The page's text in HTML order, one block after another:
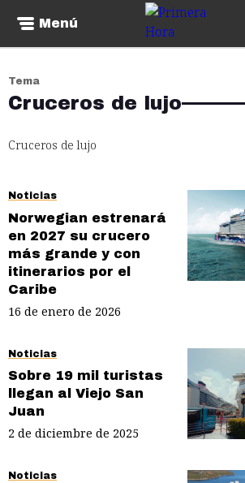
Menú
Tema
Cruceros de lujo
Cruceros de lujo
Noticias
Norwegian estrenará
en 2027 su crucero
más grande y con
itinerarios por el
Caribe
16 de enero de 2026
Noticias
Sobre 19 mil turistas
llegan al Viejo San
Juan
2 de diciembre de 2025
Noticias